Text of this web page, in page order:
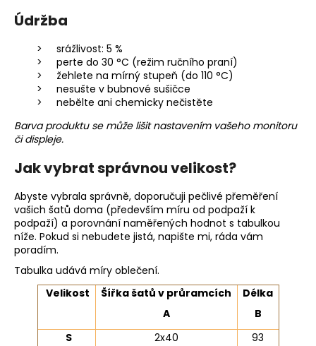
Údržba
srážlivost: 5 %
perte do 30 °C (režim ručního praní)
žehlete na mírný stupeň (do 110 °C)
nesušte v bubnové sušičce
nebělte ani chemicky nečistěte
Barva produktu se může lišit nastavením vašeho monitoru
či displeje.
Jak vybrat správnou velikost?
Abyste vybrala správně, doporučuji pečlivé přeměření
vašich šatů doma (především míru od podpaží k
podpaží) a porovnání naměřených hodnot s tabulkou
níže. Pokud si nebudete jistá, napište mi, ráda vám
poradím.
Tabulka udává míry oblečení.
Velikost
Šířka šatů v průramcích
A
Délka
B
S
2x40
93